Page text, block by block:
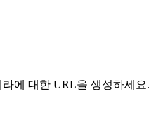
에 대한 URL을 생성하세요.